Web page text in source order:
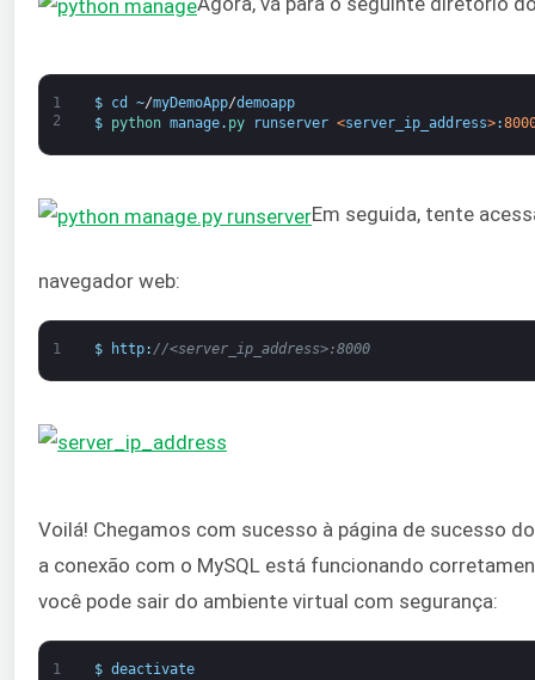
1
2
$ cd ~/myDemoApp/demoapp
$
python manage. py runserver <server_ip_address>:
Em seguida, tente
navegador web:
1 $ http: //<server_ip_address>:8000
Voilá! Chegamos com sucesso à página de sucesso
a conexão com o MySQL está funcionando
você pode sair do ambiente virtual com segurança:
1 $ deactivate